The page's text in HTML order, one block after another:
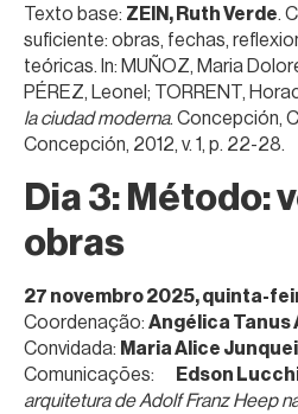
Texto base: ZEIN, Ruth Verde.
suficiente: obras, fechas,
teóricas. In: MUÑOZ, Maria
PÉREZ, Leonel; TORRENT,
la ciudad moderna. Concepción,
Concepción, 2012, v. 1, p. 22-28.
Dia 3: Método:
obras
27 novembro 2025, quinta-
Coordenação: Angélica Tanus
Convidada: Maria Alice
Comunicações:
Edson
arquitetura de Adolf Franz Heep